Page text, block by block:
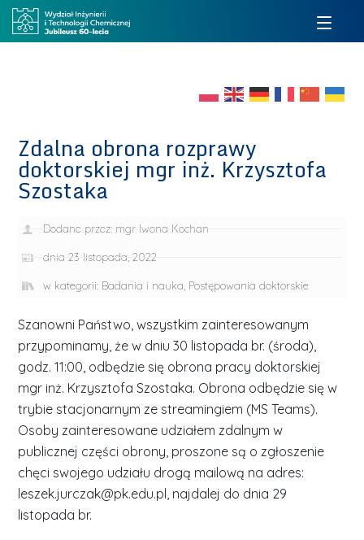
Zdalna obrona rozprawy
doktorskiej mgr inż. Krzysztofa
Szostaka
Dodane przez: mgr Iwona Kochan
dnia 23 listopada, 2022
w kategorii: Badania i nauka, Postępowania doktorskie
Szanowni Państwo, wszystkim zainteresowanym
przypominamy, że w dniu 30 listopada br. (środa),
godz. 11:00, odbędzie się obrona pracy doktorskiej
mgr inż. Krzysztofa Szostaka. Obrona odbędzie się w
trybie stacjonarnym ze streamingiem (MS Teams).
Osoby zainteresowane udziałem zdalnym w
publicznej części obrony, proszone są o zgłoszenie
chęci swojego udziału drogą mailową na adres:
leszek.jurczak@pk.edu.pl, najdalej do dnia 29
listopada br.